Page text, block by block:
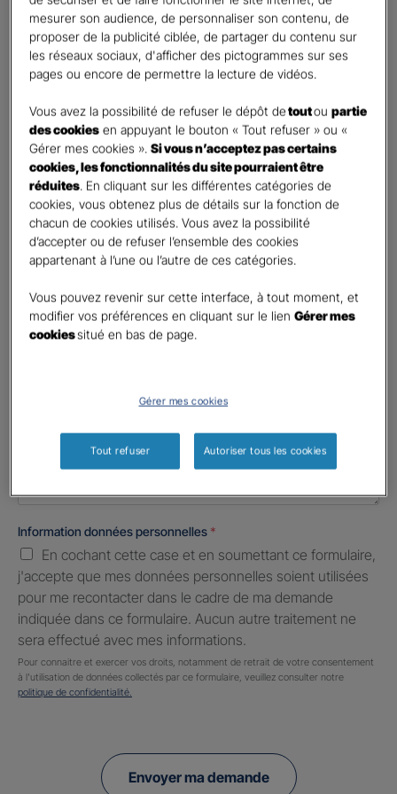
Vos informations :
Etes-vous déjà client Gan assurances ?*
Oui
Non
Civilité *
Madame
Monsieur
Contact*
Téléphone*
United
Informations complémentaires (facultatif)
Information données personnelles *
En cochant cette case et en soumettant ce formulaire,
j'accepte que mes données personnelles soient utilisées
pour me recontacter dans le cadre de ma demande
indiquée dans ce formulaire. Aucun autre traitement ne
sera effectué avec mes informations.
Pour connaitre et exercer vos droits, notamment de retrait de votre consentement
à l'utilisation de données collectés par ce formulaire, veuillez consulter notre
politique de confidentialité.
Envoyer ma demande
mesurer son audience, de personnaliser son contenu, de
proposer de la publicité ciblée, de partager du contenu sur
les réseaux sociaux, d'afficher des pictogrammes sur ses
pages ou encore de permettre la lecture de vidéos.
Vous avez la possibilité de refuser le dépôt detoutoupartie
des cookies en appuyant le bouton « Tout refuser » ou «
Gérer mes cookies ».Si vous n’acceptez pas certains
cookies, les fonctionnalités du site pourraient être
réduites. En cliquant sur les différentes catégories de
cookies, vous obtenez plus de détails sur la fonction de
chacun de cookies utilisés. Vous avez la possibilité
d’accepter ou de refuser l’ensemble des cookies
appartenant à l’une ou l’autre de ces catégories.
Vous pouvez revenir sur cette interface, à tout moment, et
modifier vos préférences en cliquant sur le lienGérer mes
cookiessitué en bas de page.
Gérer mes cookies
Tout refuser Autoriser tous les cookies